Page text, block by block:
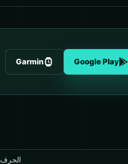
Google Play
Garmin
الحرف